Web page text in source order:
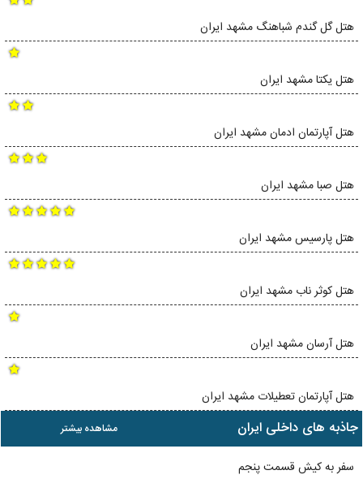
هتل گل گندم شباهنگ مشهد ایران
هتل یکتا مشهد ایران
هتل آپارتمان ادمان مشهد ایران
هتل صبا مشهد ایران
هتل پارسیس مشهد ایران
هتل کوثر ناب مشهد ایران
هتل آرسان مشهد ایران
هتل آپارتمان تعطیلات مشهد ایران
مشاهده بیشتر جاذبه های داخلی ایران
سفر به کیش قسمت پنجم